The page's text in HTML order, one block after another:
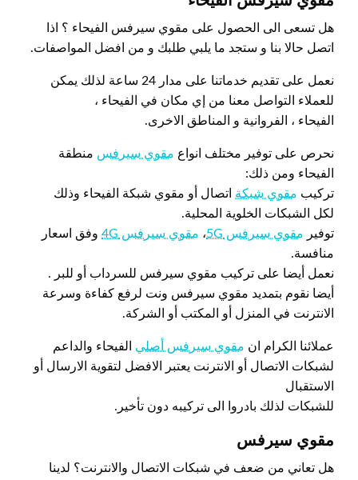
هل تسعى الى الحصول على مقوي سيرفس الفيحاء ؟ اذا
اتصل حالا بنا و ستجد ما يلبي طلبك و من افضل المواصفات.
نعمل على تقديم خدماتنا على مدار 24 ساعة لذلك يمكن
للعملاء التواصل معنا من إي مكان في الفيحاء ،
الفيحاء ، الفروانية و المناطق الاخرى.
نحرص على توفير مختلف انواع مقوي سيرفس منطقة
الفيحاء ومن ذلك:
تركيب مقوي شبكة اتصال أو مقوي شبكة الفيحاء وذلك
لكل الشبكات الخلوية المحلية.
توفير مقوي سيرفس 5G ، مقوي سيرفس 4G
وفق اسعار
منافسة.
نعمل أيضا على تركيب مقوي سيرفس للسرداب أو للبر .
أيضا نقوم بتمديد مقوي سيرفس ونت لرفع كفاءة وسرعة
الانترنت في المنزل أو المكتب أو الشركة.
عملائنا الكرام ان مقوي سيرفس أصلي الفيحاء والداعم
لشبكات الاتصال أو الانترنت يعتبر الافضل لتقوية الارسال أو
الاستقبال
للشبكات لذلك بادروا الى تركيبه دون تأخير.
مقوي سيرفس
هل تعاني من ضعف في شبكات الاتصال والانترنت؟ لدينا